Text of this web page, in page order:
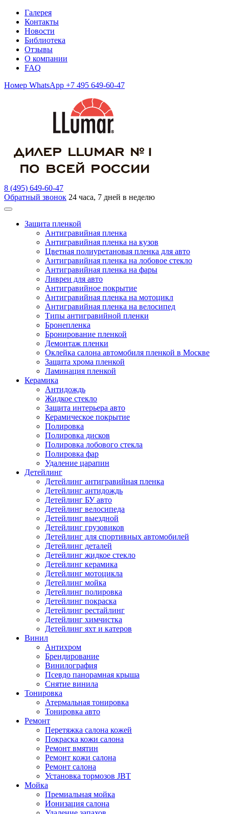
Галерея
Контакты
Новости
Библиотека
Отзывы
О компании
FAQ
Номер WhatsApp +7 495 649-60-47
8 (495) 649-60-47
Обратный звонок 24 часа, 7 дней в неделю
Защита пленкой
Антигравийная пленка
Антигравийная пленка на кузов
Цветная полиуретановая пленка для авто
Антигравийная пленка на лобовое стекло
Антигравийная пленка на фары
Ливреи для авто
Антигравийное покрытие
Антигравийная пленка на мотоцикл
Антигравийная пленка на велосипед
Типы антигравийной пленки
Бронепленка
Бронирование пленкой
Демонтаж пленки
Оклейка салона автомобиля пленкой в Москве
Защита хрома пленкой
Ламинация пленкой
Керамика
Антидождь
Жидкое стекло
Защита интерьера авто
Керамическое покрытие
Полировка
Полировка дисков
Полировка лобового стекла
Полировка фар
Удаление царапин
Детейлинг
Детейлинг антигравийная пленка
Детейлинг антидождь
Детейлинг БУ авто
Детейлинг велосипеда
Детейлинг выездной
Детейлинг грузовиков
Детейлинг для спортивных автомобилей
Детейлинг деталей
Детейлинг жидкое стекло
Детейлинг керамика
Детейлинг мотоцикла
Детейлинг мойка
Детейлинг полировка
Детейлинг покраска
Детейлинг рестайлинг
Детейлинг химчистка
Детейлинг яхт и катеров
Винил
Антихром
Брендирование
Винилография
Псевдо панорамная крыша
Снятие винила
Тонировка
Атермальная тонировка
Тонировка авто
Ремонт
Перетяжка салона кожей
Покраска кожи салона
Ремонт вмятин
Ремонт кожи салона
Ремонт салона
Установка тормозов JBT
Мойка
Премиальная мойка
Ионизация салона